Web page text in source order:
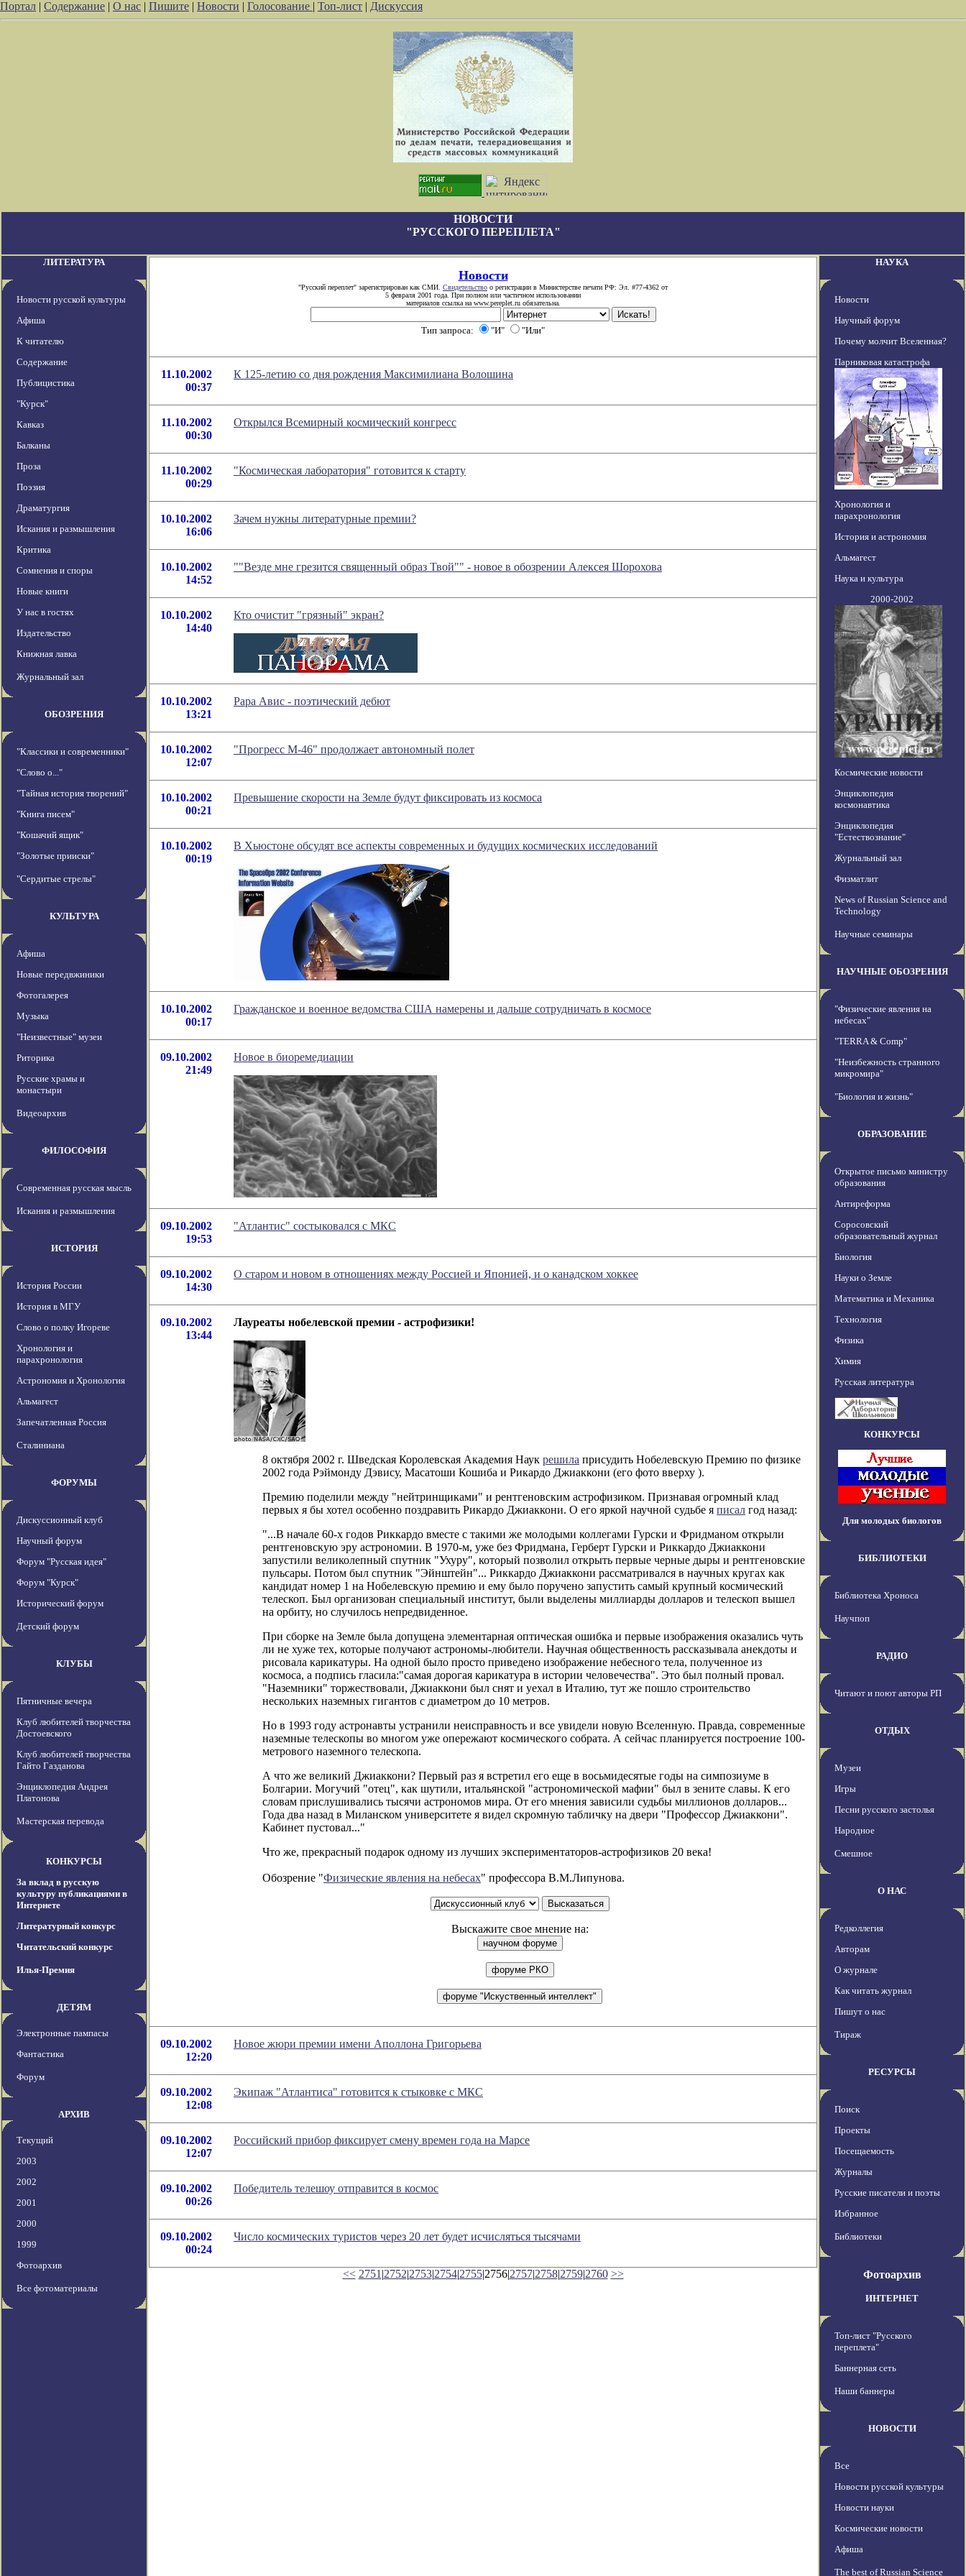
Портал | Содержание | О нас | Пишите | Новости | Голосование | Топ-лист | Дискуссия
НОВОСТИ
"РУССКОГО ПЕРЕПЛЕТА"
ЛИТЕРАТУРА
Новости русской культуры
Афиша
К читателю
Содержание
Публицистика
"Курск"
Кавказ
Балканы
Проза
Поэзия
Драматургия
Искания и размышления
Критика
Сомнения и споры
Новые книги
У нас в гостях
Издательство
Книжная лавка
Журнальный зал
ОБОЗРЕНИЯ
"Классики и современники"
"Слово о..."
"Тайная история творений"
"Книга писем"
"Кошачий ящик"
"Золотые прииски"
"Сердитые стрелы"
КУЛЬТУРА
Афиша
Новые передвжиники
Фотогалерея
Музыка
"Неизвестные" музеи
Риторика
Русские храмы и
монастыри
Видеоархив
ФИЛОСОФИЯ
Современная русская мысль
Искания и размышления
ИСТОРИЯ
История России
История в МГУ
Слово о полку Игореве
Хронология и
парахронология
Астрономия и Хронология
Альмагест
Запечатленная Россия
Сталиниана
ФОРУМЫ
Дискуссионный клуб
Научный форум
Форум "Русская идея"
Форум "Курск"
Исторический форум
Детский форум
КЛУБЫ
Пятничные вечера
Клуб любителей творчества
Достоевского
Клуб любителей творчества
Гайто Газданова
Энциклопедия Андрея
Платонова
Мастерская перевода
КОНКУРСЫ
За вклад в русскую
культуру публикациями в
Интернете
Литературный конкурс
Читательский конкурс
Илья-Премия
ДЕТЯМ
Электронные пампасы
Фантастика
Форум
АРХИВ
Текущий
2003
2002
2001
2000
1999
Фотоархив
Все фотоматериалы
Новости
"Русский переплет" зарегистрирован как СМИ. Свидетельство о регистрации в Министерстве печати РФ: Эл. #77-4362 от
5 февраля 2001 года. При полном или частичном использовании
материалов ссылка на www.pereplet.ru обязательна.
Тип запроса: "И" "Или"
11.10.2002
00:37
К 125-летию со дня рождения Максимилиана Волошина
11.10.2002
00:30
Открылся Всемирный космический конгресс
11.10.2002
00:29
"Космическая лаборатория" готовится к старту
10.10.2002
16:06
Зачем нужны литературные премии?
10.10.2002
14:52
""Везде мне грезится священный образ Твой"" - новое в обозрении Алексея Шорохова
10.10.2002
14:40
Кто очистит "грязный" экран?
10.10.2002
13:21
Рара Авис - поэтический дебют
10.10.2002
12:07
"Прогресс М-46" продолжает автономный полет
10.10.2002
00:21
Превышение скорости на Земле будут фиксировать из космоса
10.10.2002
00:19
В Хьюстоне обсудят все аспекты современных и будущих космических исследований
10.10.2002
00:17
Гражданское и военное ведомства США намерены и дальше сотрудничать в космосе
09.10.2002
21:49
Новое в биоремедиации
09.10.2002
19:53
"Атлантис" состыковался с МКС
09.10.2002
14:30
О старом и новом в отношениях между Россией и Японией, и о канадском хоккее
09.10.2002
13:44
Лауреаты нобелевской премии - астрофизики!
8 октября 2002 г. Шведская Королевская Академия Наук решила присудить Нобелевскую Премию по физике
2002 года Рэймонду Дэвису, Масатоши Кошиба и Рикардо Джиаккони (его фото вверху ).
Премию поделили между "нейтринщиками" и рентгеновским астрофизиком. Признавая огромный клад
первых я бы хотел особенно поздравить Рикардо Джиаккони. О его яркой научной судьбе я писал год назад:
"...В начале 60-х годов Риккардо вместе с такими же молодыми коллегами Гурски и Фридманом открыли
рентгеновскую эру астрономии. В 1970-м, уже без Фридмана, Герберт Гурски и Риккардо Джиаккони
запустили великолепный спутник "Ухуру", который позволил открыть первые черные дыры и рентгеновские
пульсары. Потом был спутник "Эйнштейн"... Риккардо Джиаккони рассматривался в научных кругах как
кандидат номер 1 на Нобелевскую премию и ему было поручено запустить самый крупный космический
телескоп. Был организован специальный институт, были выделены миллиарды долларов и телескоп вышел
на орбиту, но случилось непредвиденное.
При сборке на Земле была допущена элементарная оптическая ошибка и первые изображения оказались чуть
ли не хуже тех, которые получают астрономы-любители. Научная общественность рассказывала анекдоты и
рисовала карикатуры. На одной было просто приведено изображение небесного тела, полученное из
космоса, а подпись гласила:"самая дорогая карикатура в истории человечества". Это был полный провал.
"Наземники" торжествовали, Джиаккони был снят и уехал в Италию, тут же пошло строительство
нескольких наземных гигантов с диаметром до 10 метров.
Но в 1993 году астронавты устранили неисправность и все увидели новую Вселенную. Правда, современные
наземные телескопы во многом уже опережают космического собрата. А сейчас планируется построение 100-
метрового наземного телескопа.
А что же великий Джиаккони? Первый раз я встретил его еще в восьмидесятые годы на симпозиуме в
Болгарии. Могучий "отец", как шутили, итальянской "астрономической мафии" был в зените славы. К его
словам прислушивались тысячи астрономов мира. От его мнения зависили судьбы миллионов долларов...
Года два назад в Миланском университете я видел скромную табличку на двери "Профессор Джиаккони".
Кабинет пустовал..."
Что же, прекрасный подарок одному из лучших экспериментаторов-астрофизиков 20 века!
Обозрение "Физические явления на небесах" профессора В.М.Липунова.
Выскажите свое мнение на:
09.10.2002
12:20
Новое жюри премии имени Аполлона Григорьева
09.10.2002
12:08
Экипаж "Атлантиса" готовится к стыковке с МКС
09.10.2002
12:07
Российский прибор фиксирует смену времен года на Марсе
09.10.2002
00:26
Победитель телешоу отправится в космос
09.10.2002
00:24
Число космических туристов через 20 лет будет исчисляться тысячами
<< 2751 |2752|2753|2754|2755|2756|2757|2758|2759|2760 >>
НАУКА
Новости
Научный форум
Почему молчит Вселенная?
Парниковая катастрофа
Хронология и
парахронология
История и астрономия
Альмагест
Наука и культура
2000-2002
Космические новости
Энциклопедия
космонавтика
Энциклопедия
"Естествознание"
Журнальный зал
Физматлит
News of Russian Science and
Technology
Научные семинары
НАУЧНЫЕ ОБОЗРЕНИЯ
"Физические явления на
небесах"
"TERRA & Comp"
"Неизбежность странного
микромира"
"Биология и жизнь"
ОБРАЗОВАНИЕ
Открытое письмо министру
образования
Антиреформа
Соросовский
образовательный журнал
Биология
Науки о Земле
Математика и Механика
Технология
Физика
Химия
Русская литература
КОНКУРСЫ
Для молодых биологов
БИБЛИОТЕКИ
Библиотека Хроноса
Научпоп
РАДИО
Читают и поют авторы РП
ОТДЫХ
Музеи
Игры
Песни русского застолья
Народное
Смешное
О НАС
Редколлегия
Авторам
О журнале
Как читать журнал
Пишут о нас
Тираж
РЕСУРСЫ
Поиск
Проекты
Посещаемость
Журналы
Русские писатели и поэты
Избранное
Библиотеки
Фотоархив
ИНТЕРНЕТ
Топ-лист "Русского
переплета"
Баннерная сеть
Наши баннеры
НОВОСТИ
Все
Новости русской культуры
Новости науки
Космические новости
Афиша
The best of Russian Science